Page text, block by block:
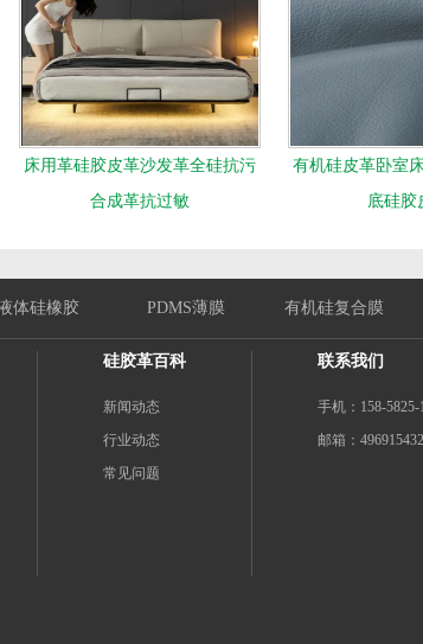
床用革硅胶皮革沙发革全硅抗污
合成革抗过敏
有机硅皮革卧室
底硅胶
体硅橡胶 PDMS薄膜 有机硅复合膜
硅胶革百科
新闻动态
行业动态
常见问题
联系我们
手机：158-5825-
邮箱：